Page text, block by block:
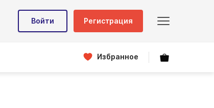
Войти Регистрация
Избранное